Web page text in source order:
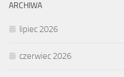
ARCHIWA
lipiec 2026
czerwiec 2026